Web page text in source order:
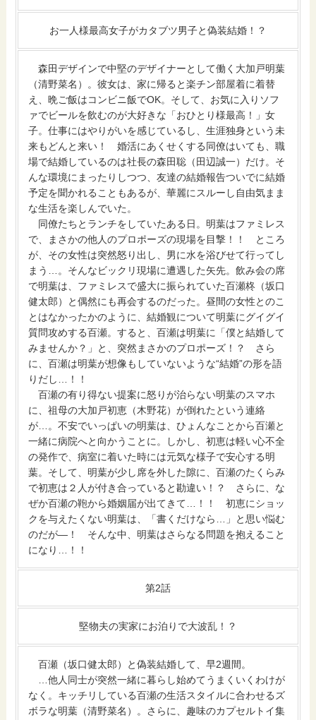
お一人様最高女子がカタブツ男子と偽装結婚！？
森田デザインで中堅のデザイナーとして働く大加戸明葉
（清野菜名）。彼女は、家に帰ると楽チン部屋着に着替
え、晩ご飯はコンビニ飯でOK。そして、お気に入りソフ
ァでビールを飲むのが大好きな「おひとり様最高！」女
子。仕事にはやりがいを感じているし、生涯独身という未
来もどんと来い！ 婚活にあくせくする同僚はいても、職
場で結婚しているのは社長の森田聡（田辺誠一）だけ。そ
んな環境にまったりしつつ、友達の結婚報告ついでに結婚
予定を聞かれることもあるが、華麗にスルーし自由気まま
な生活を楽しんでいた。
同僚たちとランチをしていたある日。明葉はファミレス
で、まさかの他人のプロポーズの現場を目撃！！ ところ
が、その女性は突然怒り出し、男に水を浴びせて行ってし
まう…。そんなビックリ現場に遭遇した矢先。飲み会の席
で明葉は、ファミレスで盛大に振られていた百瀬柊（坂口
健太郎）と偶然にも再会するのだった。昼間の女性とのこ
とはなかったかのように、結婚観について明葉にグイグイ
質問攻めする百瀬。すると、百瀬は明葉に「僕と結婚して
みませんか？」と、突然まさかのプロポーズ！？ さら
に、百瀬は明葉が想像もしていないような“結婚”の形を語
りだし…！！
百瀬の有り得ない提案に怒りが治らない明葉のスマホ
に、祖母の大加戸初恵（木野花）が倒れたという連絡
が…。不安でいっぱいの明葉は、ひょんなことから百瀬と
一緒に病院へと向かうことに。しかし、初恵は軽い心不全
の発作で、病室に着いた時には元気な様子で安心する明
葉。そして、明葉が少し席を外した隙に、百瀬のたくらみ
で初恵は２人が付き合っていると勘違い！？ さらに、な
ぜか百瀬の鞄から婚姻届が出てきて…！！ 初恵にショッ
クを与えたくない明葉は、「書くだけなら…」と思い悩む
のだが―！ そんな中、明葉はさらなる問題を抱えること
になり…！！
第2話
堅物夫の実家にお泊りで大波乱！？
百瀬（坂口健太郎）と偽装結婚して、早2週間。
…他人同士が突然一緒に暮らし始めてうまくいくわけが
なく。キッチリしている百瀬の生活スタイルに合わせるズ
ボラな明葉（清野菜名）。さらに、趣味のカプセルトイ集